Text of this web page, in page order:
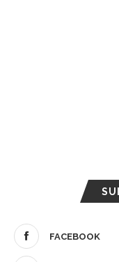
FACEBOOK